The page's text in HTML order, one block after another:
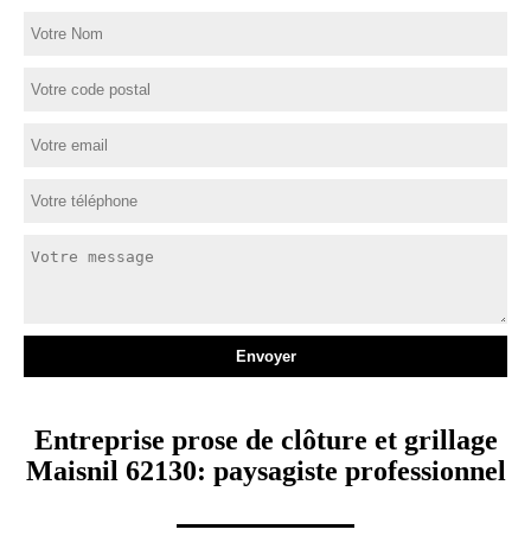
Entreprise prose de clôture et grillage
Maisnil 62130: paysagiste professionnel